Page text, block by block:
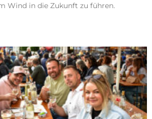
Wind in die Zukunft zu führen.